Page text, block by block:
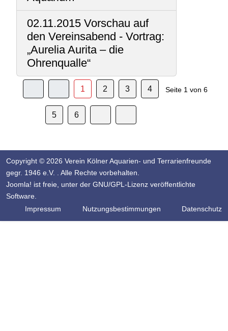
02.11.2015 Vorschau auf
den Vereinsabend - Vortrag:
„Aurelia Aurita – die
Ohrenqualle“
Seite 1 von 6
1 2 3 4
5 6
Copyright © 2026 Verein Kölner Aquarien- und Terrarienfreunde
gegr. 1946 e.V. . Alle Rechte vorbehalten.
Joomla! ist freie, unter der GNU/GPL-Lizenz veröffentlichte
Software.
Impressum
Nutzungsbestimmungen Datenschutz